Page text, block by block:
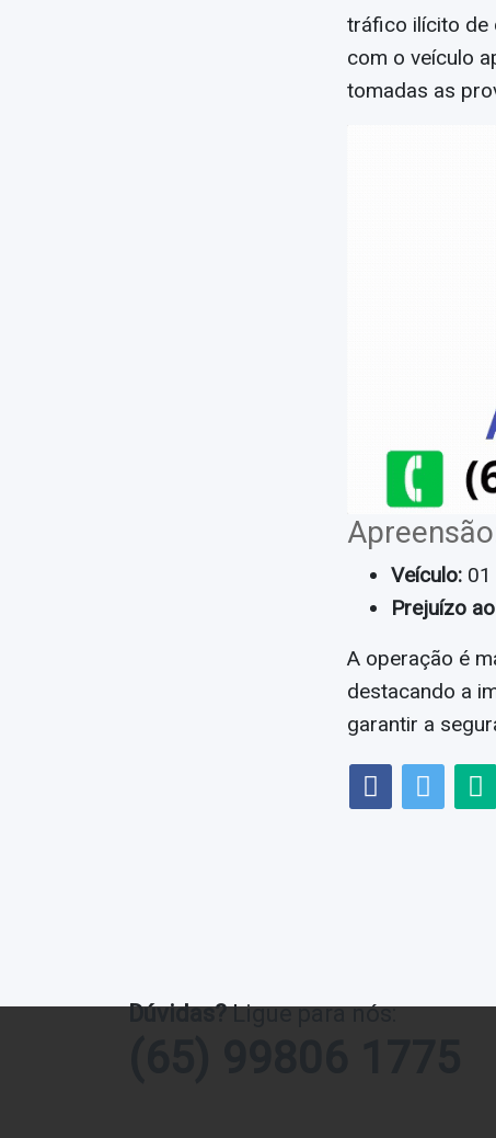
tráfico ilícito de
com o veículo
tomadas as
Veículo:
Prejuízo
A operação é
destacando a
garantir a
Dúvidas?Ligue para nós: